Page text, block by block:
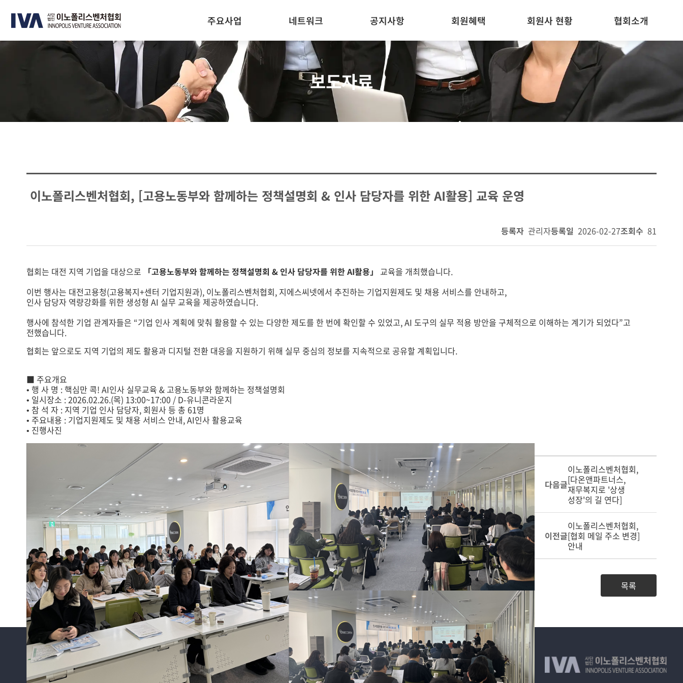
주요사업 네트워크 공지사항 회원혜택 회원사 현황 협회소개
보도자료
이노폴리스벤처협회, [고용노동부와 함께하는 정책설명회 & 인사 담당자를 위한 AI활용] 교육 운영
등록자 관리자등록일 2026-02-27조회수 81
협회는 대전 지역 기업을 대상으로 「고용노동부와 함께하는 정책설명회 & 인사 담당자를 위한 AI활용」
교육을 개최했습니다.
이번 행사는 대전고용청(고용복지+센터 기업지원과), 이노폴리스벤처협회, 지에스씨넷에서 추진하는 기업지원제도 및 채용 서비스를 안내하고,
인사 담당자 역량강화를 위한 생성형 AI 실무 교육을 제공하였습니다.
행사에 참석한 기업 관계자들은 “기업 인사 계획에 맞춰 활용할 수 있는 다양한 제도를 한 번에 확인할 수 있었고, AI 도구의 실무 적용 방안을 구체적으로 이해하는 계기가 되었다”고
전했습니다.
협회는 앞으로도 지역 기업의 제도 활용과 디지털 전환 대응을 지원하기 위해 실무 중심의 정보를 지속적으로 공유할 계획입니다.
■ 주요개요
• 행 사 명 : 핵심만 콕! AI인사 실무교육 & 고용노동부와 함께하는 정책설명회
• 일시장소 : 2026.02.26.(목) 13:00~17:00 / D-유니콘라운지
• 참 석 자 : 지역 기업 인사 담당자, 회원사 등 총 61명
• 주요내용 : 기업지원제도 및 채용 서비스 안내, AI인사 활용교육
• 진행사진
다음글
이노폴리스벤처협회,
[다온앤파트너스,
재무복지로 '상생
성장'의 길 연다]
이전글
이노폴리스벤처협회,
[협회 메일 주소 변경]
안내
목록